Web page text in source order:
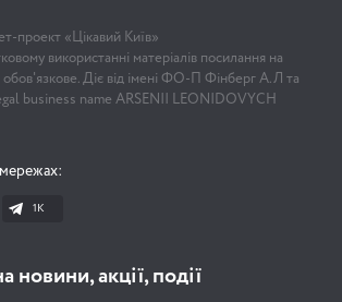
проект «Цікавий Київ»
використанні матеріалів посилання на
Діє від імені ФО-П Фінберг А.Л та
business name ARSENII LEONIDOVYCH
1К
новини, акції, події